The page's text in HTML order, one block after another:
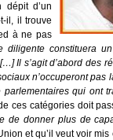
dépit d’un
il, il trouve
à ne pas
diligente constituera
Il s’agit d’abord des
n’occuperont
qui ont
ces catégories doit
de donner plus de
et qu’il veut voir